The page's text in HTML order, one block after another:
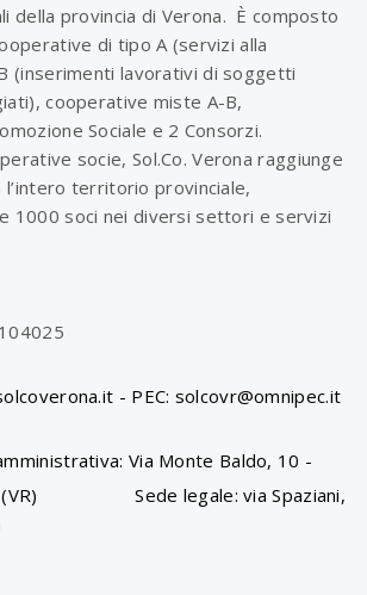
della provincia di Verona. È composto
di tipo A (servizi alla
(inserimenti lavorativi di soggetti
cooperative miste A-B,
Sociale e 2 Consorzi.
socie, Sol.Co. Verona raggiunge
territorio provinciale,
1000 soci nei diversi settori e servizi
- PEC: solcovr@omnipec.it
Via Monte Baldo, 10 -
(VR) Sede legale: via Spaziani,